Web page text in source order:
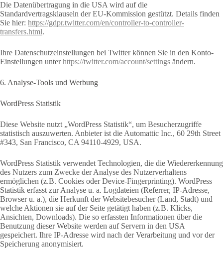
Die Datenübertragung in die USA wird auf die
Standardvertragsklauseln der EU-Kommission gestützt. Details finden
Sie hier: https://gdpr.twitter.com/en/controller-to-controller-
transfers.html.
Ihre Datenschutzeinstellungen bei Twitter können Sie in den Konto-
Einstellungen unterhttps://twitter.com/account/settings ändern.
6. Analyse-Tools und Werbung
WordPress Statistik
Diese Website nutzt „WordPress Statistik“, um Besucherzugriffe
statistisch auszuwerten. Anbieter ist die Automattic Inc., 60 29th Street
#343, San Francisco, CA 94110-4929, USA.
WordPress Statistik verwendet Technologien, die die Wiedererkennung
des Nutzers zum Zwecke der Analyse des Nutzerverhaltens
ermöglichen (z.B. Cookies oder Device-Fingerprinting). WordPress
Statistik erfasst zur Analyse u. a. Logdateien (Referrer, IP-Adresse,
Browser u. a.), die Herkunft der Websitebesucher (Land, Stadt) und
welche Aktionen sie auf der Seite getätigt haben (z.B. Klicks,
Ansichten, Downloads). Die so erfassten Informationen über die
Benutzung dieser Website werden auf Servern in den USA
gespeichert. Ihre IP-Adresse wird nach der Verarbeitung und vor der
Speicherung anonymisiert.